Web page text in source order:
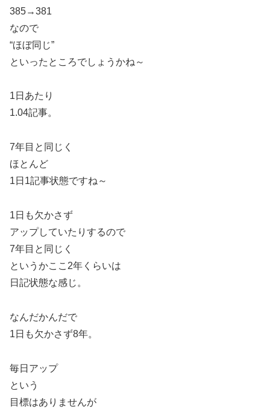
385→381
なので
“ほぼ同じ”
といったところでしょうかね～
1日あたり
1.04記事。
7年目と同じく
ほとんど
1日1記事状態ですね～
1日も欠かさず
アップしていたりするので
7年目と同じく
というかここ2年くらいは
日記状態な感じ。
なんだかんだで
1日も欠かさず8年。
毎日アップ
という
目標はありませんが